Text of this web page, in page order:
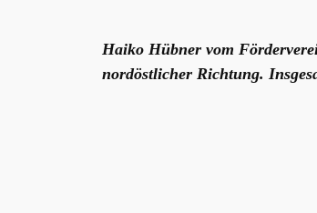
Haiko Hübner vom
nordöstlicher Richtung.